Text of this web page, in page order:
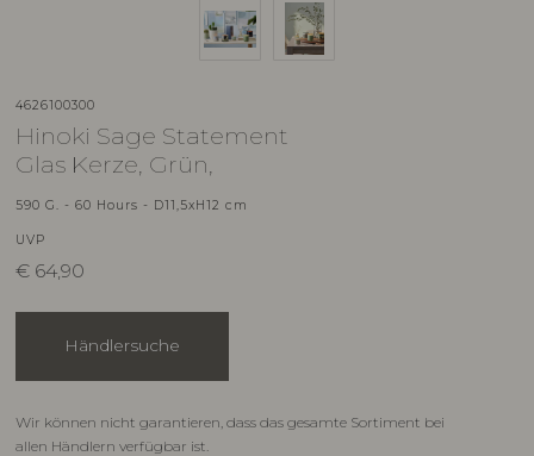
4626100300
Hinoki Sage Statement
Glas Kerze, Grün,
590 G. - 60 Hours - D11,5xH12 cm
UVP
€ 64,90
Händlersuche
Wir können nicht garantieren, dass das gesamte Sortiment bei
allen Händlern verfügbar ist.